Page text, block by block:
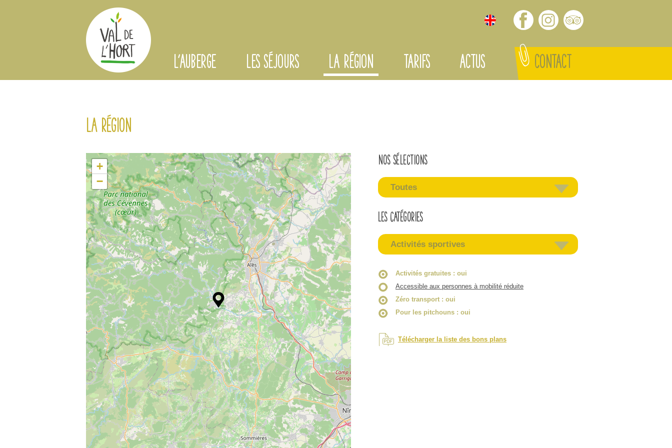
La région
+
−
Nos sélections
Toutes
Les catégories
Activités sportives
Activités gratuites : oui
Accessible aux personnes à mobilité réduite
Zéro transport : oui
Pour les pitchouns : oui
Télécharger la liste des bons plans
L'AUBERGE LES SÉJOURS LA RÉGION TARIFS ACTUS CONTACT